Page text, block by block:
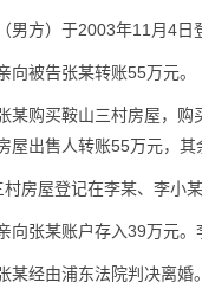
男方）于2003年11月4
被告张某转账55万元。
某购买鞍山三村房屋，
屋出售人转账55万元，
房屋登记在李某、李小某
向张某账户存入39万元
经由浦东法院判决离婚。